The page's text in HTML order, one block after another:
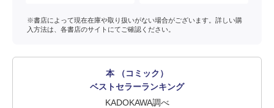
※書店によって現在在庫や取り扱いがない場合がございます。詳しい購
入方法は、各書店のサイトにてご確認ください。
本 （コミック）
ベストセラーランキング
KADOKAWA調べ